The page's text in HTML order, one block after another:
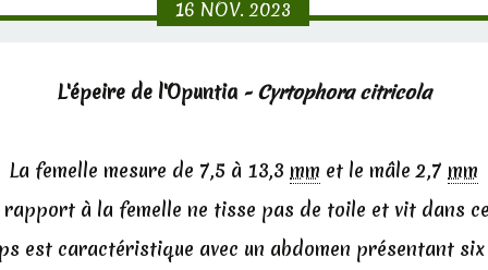
16 NOV.2023
L'épeire de l'Opuntia- Cyrtophora citricola
La femelle mesure de 7,5 à 13,3 mm et le mâle 2,7 mm
à la femelle ne tisse pas de toile et vit dans
est caractéristique avec un abdomen présentant